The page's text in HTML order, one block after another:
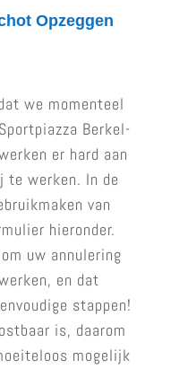
Opzeggen
we momenteel
Berkel-
er hard aan
te werken. In de
van
hieronder.
uw annulering
en dat
stappen!
is, daarom
mogelijk